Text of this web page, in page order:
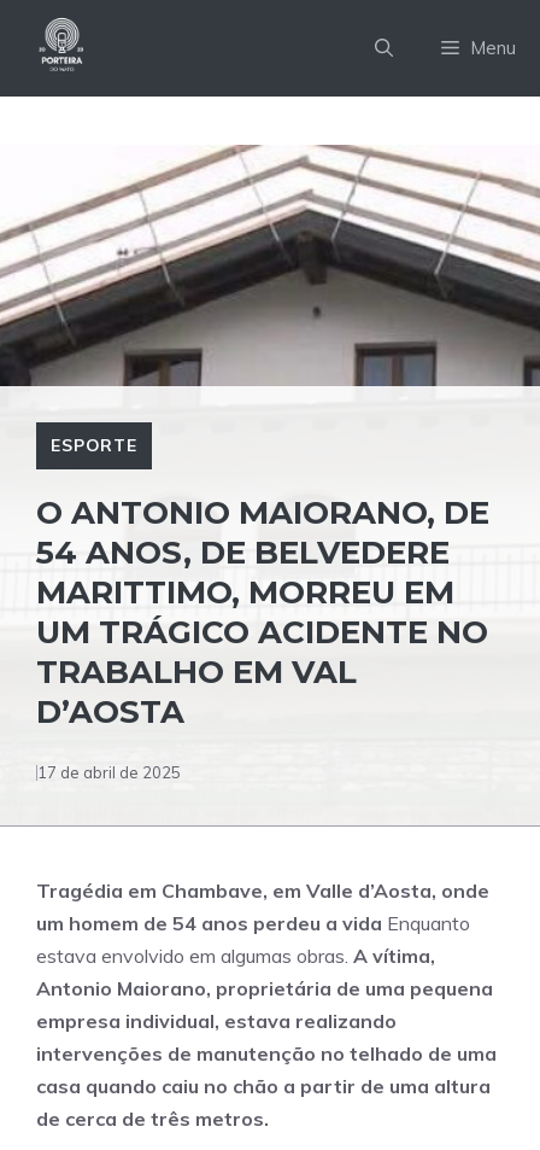
Menu
ESPORTE
O ANTONIO MAIORANO, DE
54 ANOS, DE BELVEDERE
MARITTIMO, MORREU EM
UM TRÁGICO ACIDENTE NO
TRABALHO EM VAL
D’AOSTA
17 de abril de 2025
Tragédia em Chambave, em Valle d’Aosta, onde
um homem de 54 anos perdeu a vida Enquanto
estava envolvido em algumas obras. A vítima,
Antonio Maiorano, proprietária de uma pequena
empresa individual, estava realizando
intervenções de manutenção no telhado de uma
casa quando caiu no chão a partir de uma altura
de cerca de três metros.